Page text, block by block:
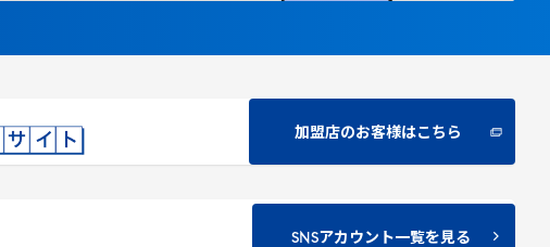
加盟店のお客様はこちら
SNSアカウント一覧を見る